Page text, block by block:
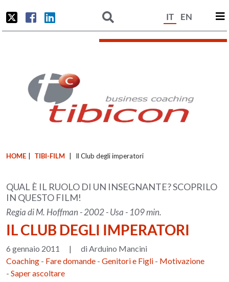
IT EN
HOME TIBI-FILM Il Club degli imperatori
QUAL È IL RUOLO DI UN INSEGNANTE? SCOPRILO
IN QUESTO FILM!
Regia di M. Hoffman - 2002 - Usa - 109 min.
IL CLUB DEGLI IMPERATORI
6 gennaio 2011 |
di Arduino Mancini
Coaching - Fare domande -Genitori e Figli - Motivazione
-Saper ascoltare